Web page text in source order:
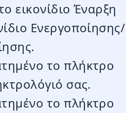
εικονίδιο Έναρξη
Ενεργοποίησης/
το πλήκτρο
σας.
το πλήκτρο